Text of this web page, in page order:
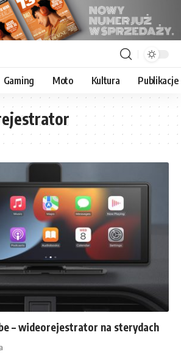
Gaming Moto Kultura Publikacje
– wideorejestrator na sterydach